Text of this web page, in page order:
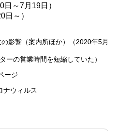
～7月19日）
日～）
影響（案内所ほか）（2020年5月
ーの営業時間を短縮していた）
ージ
ナウィルス